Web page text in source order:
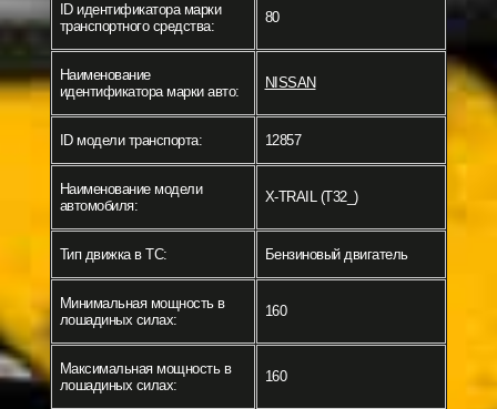
ID идентификатора марки
транспортного средства:
80
Наименование
идентификатора марки авто:
NISSAN
ID модели транспорта: 12857
Наименование модели
автомобиля:
X-TRAIL (T32_)
Тип движка в ТС: Бензиновый двигатель
Минимальная мощность в
лошадиных силах:
160
Максимальная мощность в
лошадиных силах:
160